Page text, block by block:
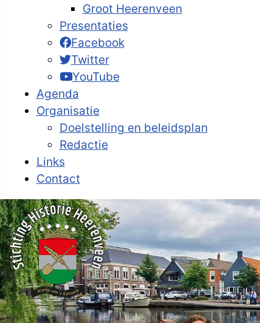
Groot Heerenveen
Presentaties
Facebook
Twitter
YouTube
Agenda
Organisatie
Doelstelling en beleidsplan
Redactie
Links
Contact